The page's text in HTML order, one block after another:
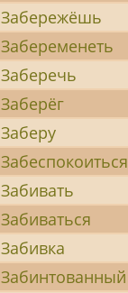
Забережёшь
Забеременеть
Заберечь
Заберёг
Заберу
Забеспокоиться
Забивать
Забиваться
Забивка
Забинтованный